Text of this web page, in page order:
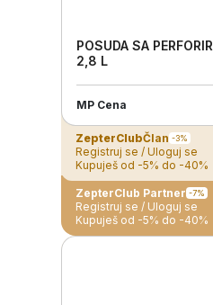
POSUDA SA
2,8 L
MP Cena
ZepterClubČlan -3%
Registruj se / Uloguj se
Kupuješ od -5% do -40%
ZepterClub Partner -7%
Registruj se / Uloguj se
Kupuješ od -5% do -40%